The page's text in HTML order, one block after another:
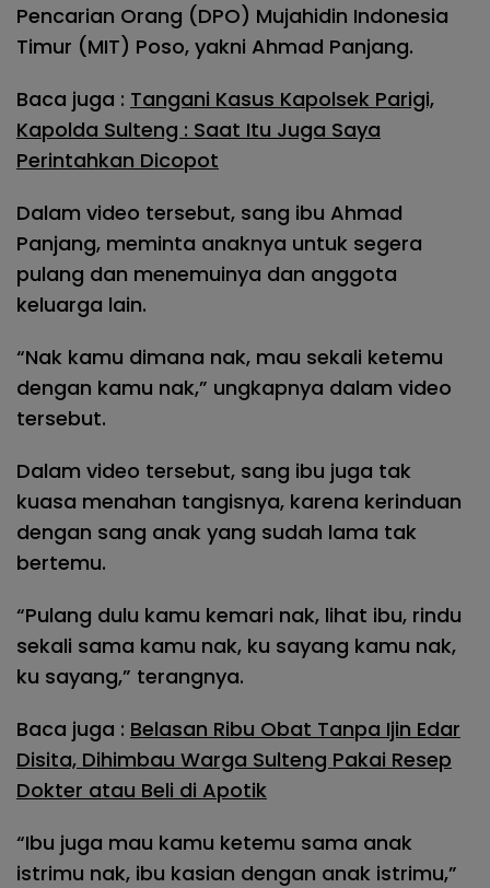
Pencarian Orang (DPO) Mujahidin Indonesia
Timur (MIT) Poso, yakni Ahmad Panjang.
Baca juga : Tangani Kasus Kapolsek Parigi,
Kapolda Sulteng : Saat Itu Juga Saya
Perintahkan Dicopot
Dalam video tersebut, sang ibu Ahmad
Panjang, meminta anaknya untuk segera
pulang dan menemuinya dan anggota
keluarga lain.
“Nak kamu dimana nak, mau sekali ketemu
dengan kamu nak,” ungkapnya dalam video
tersebut.
Dalam video tersebut, sang ibu juga tak
kuasa menahan tangisnya, karena kerinduan
dengan sang anak yang sudah lama tak
bertemu.
“Pulang dulu kamu kemari nak, lihat ibu, rindu
sekali sama kamu nak, ku sayang kamu nak,
ku sayang,” terangnya.
Baca juga : Belasan Ribu Obat Tanpa Ijin Edar
Disita, Dihimbau Warga Sulteng Pakai Resep
Dokter atau Beli di Apotik
“Ibu juga mau kamu ketemu sama anak
istrimu nak, ibu kasian dengan anak istrimu,”